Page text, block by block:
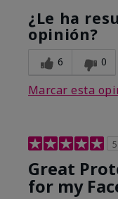
¿Le ha
opinión?
6 0
Marcar esta
5
Great
for my